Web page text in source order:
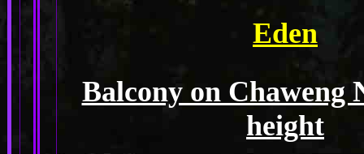
Eden
Balcony on Chaweng
height